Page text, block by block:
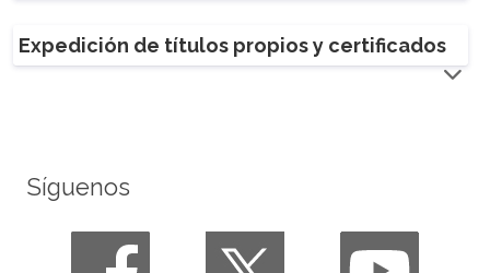
Expedición de títulos propios y certificados
Síguenos